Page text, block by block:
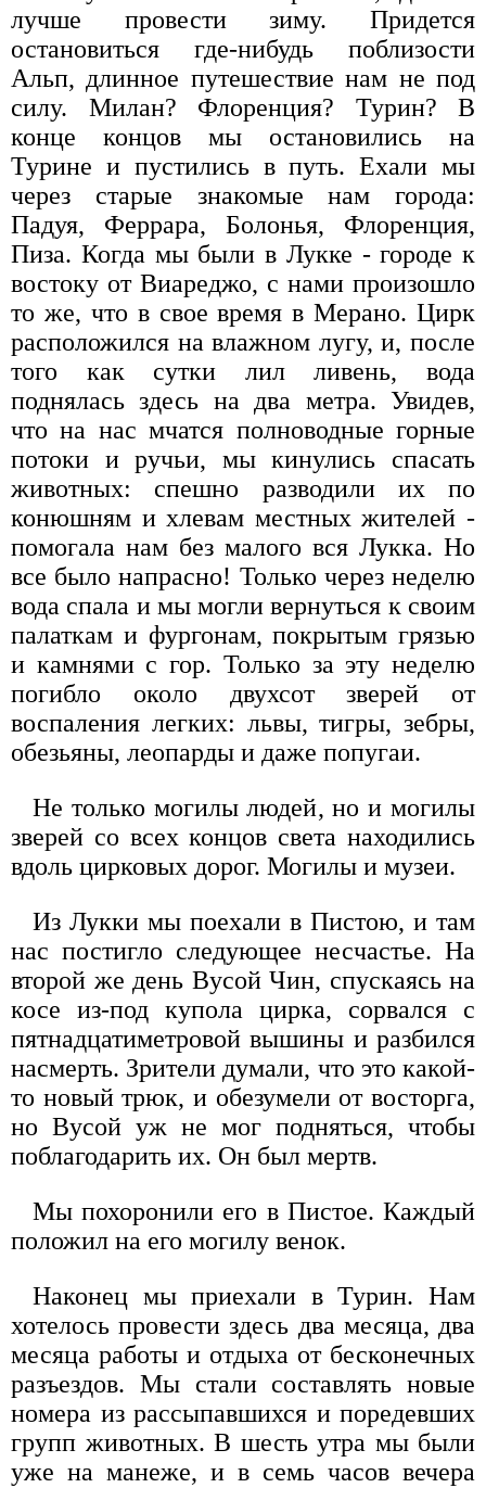
лучше провести зиму. Придется
остановиться где-нибудь поблизости
Альп, длинное путешествие нам не под
силу. Милан? Флоренция? Турин? В
конце концов мы остановились на
Турине и пустились в путь. Ехали мы
через старые знакомые нам города:
Падуя, Феррара, Болонья, Флоренция,
Пиза. Когда мы были в Лукке - городе к
востоку от Виареджо, с нами произошло
то же, что в свое время в Мерано. Цирк
расположился на влажном лугу, и, после
того как сутки лил ливень, вода
поднялась здесь на два метра. Увидев,
что на нас мчатся полноводные горные
потоки и ручьи, мы кинулись спасать
животных: спешно разводили их по
конюшням и хлевам местных жителей -
помогала нам без малого вся Лукка. Но
все было напрасно! Только через неделю
вода спала и мы могли вернуться к своим
палаткам и фургонам, покрытым грязью
и камнями с гор. Только за эту неделю
погибло около двухсот зверей от
воспаления легких: львы, тигры, зебры,
обезьяны, леопарды и даже попугаи.
Не только могилы людей, но и могилы
зверей со всех концов света находились
вдоль цирковых дорог. Могилы и музеи.
Из Лукки мы поехали в Пистою, и там
нас постигло следующее несчастье. На
второй же день Вусой Чин, спускаясь на
косе из-под купола цирка, сорвался с
пятнадцатиметровой вышины и разбился
насмерть. Зрители думали, что это какой-
то новый трюк, и обезумели от восторга,
но Вусой уж не мог подняться, чтобы
поблагодарить их. Он был мертв.
Мы похоронили его в Пистое. Каждый
положил на его могилу венок.
Наконец мы приехали в Турин. Нам
хотелось провести здесь два месяца, два
месяца работы и отдыха от бесконечных
разъездов. Мы стали составлять новые
номера из рассыпавшихся и поредевших
групп животных. В шесть утра мы были
уже на манеже, и в семь часов вечера